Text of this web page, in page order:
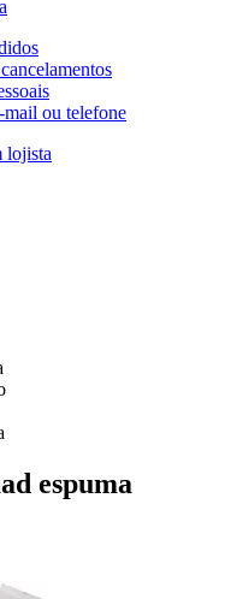
mail ou telefone
lojista
espuma